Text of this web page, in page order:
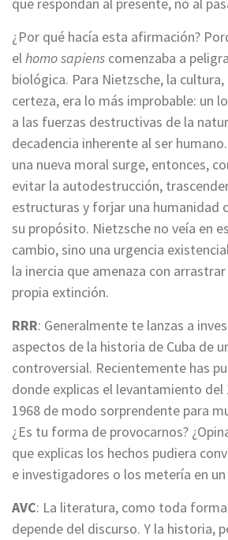
¿Por qué hacía esta afirmación?
elhomo sapiens comenzaba a
biológica. Para Nietzsche, la cultura,
certeza, era lo más improbable: un
a las fuerzas destructivas de la
decadencia inherente al ser
una nueva moral surge, entonces,
evitar la autodestrucción,
estructuras y forjar una humanidad
su propósito. Nietzsche no veía en
cambio, sino una urgencia
la inercia que amenaza con
propia extinción.
RRR: Generalmente te lanzas a
aspectos de la historia de Cuba de
controversial. Recientemente has
donde explicas el levantamiento
1968 de modo sorprendente para
¿Es tu forma de provocarnos?
que explicas los hechos pudiera
e investigadores o los metería en
AVC: La literatura, como toda
depende del discurso. Y la historia,